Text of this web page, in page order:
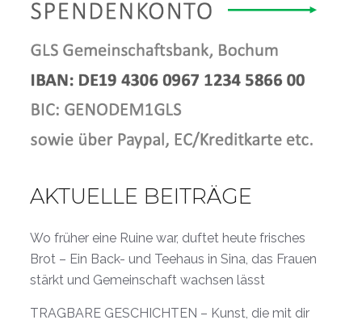
AKTUELLE BEITRÄGE
Wo früher eine Ruine war, duftet heute frisches
Brot – Ein Back- und Teehaus in Sina, das Frauen
stärkt und Gemeinschaft wachsen lässt
TRAGBARE GESCHICHTEN – Kunst, die mit dir